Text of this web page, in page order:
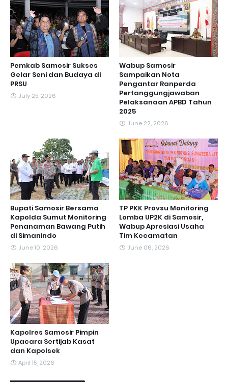
Pemkab Samosir Sukses
Gelar Seni dan Budaya di
PRSU
July 25, 2026
Wabup Samosir
Sampaikan Nota
Pengantar Ranperda
Pertanggungjawaban
Pelaksanaan APBD Tahun
2025
June 22, 2026
Bupati Samosir Bersama
Kapolda Sumut Monitoring
Penanaman Bawang Putih
di Simanindo
June 10, 2026
TP PKK Provsu Monitoring
Lomba UP2K di Samosir,
Wabup Apresiasi Usaha
Tim Kecamatan
June 06, 2026
Kapolres Samosir Pimpin
Upacara Sertijab Kasat
dan Kapolsek
April 15, 2026